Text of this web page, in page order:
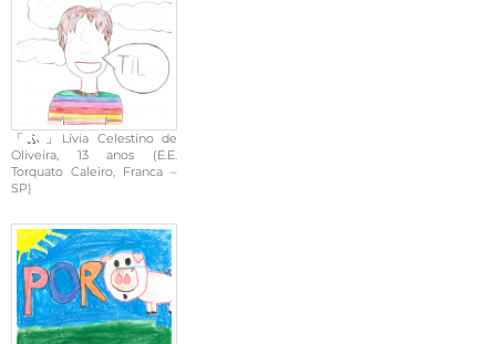
「ふ」Lívia Celestino de
Oliveira, 13 anos (E.E.
Torquato Caleiro, Franca –
SP)